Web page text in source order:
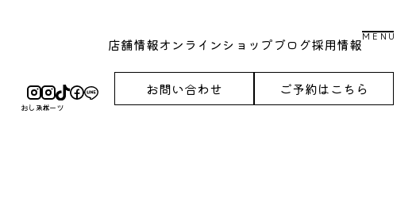
店舗情報オンラインショップブログ採用情報MENU
お問い合わせ ご予約はこちら